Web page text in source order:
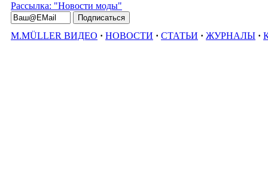
Рассылка: "Новости моды"
M.MÜLLER ВИДЕО · НОВОСТИ · СТАТЬИ · ЖУРНАЛЫ ·